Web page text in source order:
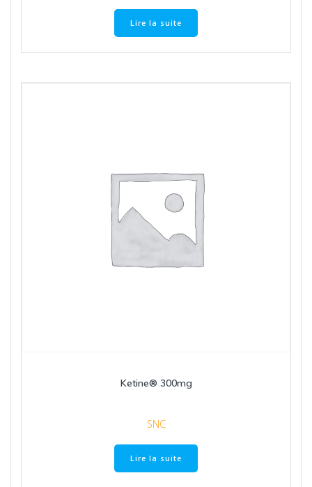
Lire la suite
Ketine® 300mg
SNC
Lire la suite